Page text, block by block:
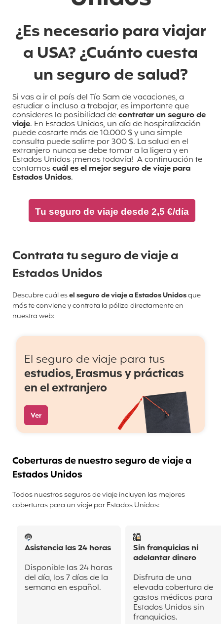
¿Es necesario para viajar
a USA? ¿Cuánto cuesta
un seguro de salud?
Si vas a ir al país del Tío Sam de vacaciones, a
estudiar o incluso a trabajar, es importante que
consideres la posibilidad decontratar un seguro de
viaje. En Estados Unidos, un día de hospitalización
puede costarte más de 10.000 $ y una simple
consulta puede salirte por 300 $. La salud en el
extranjero nunca se debe tomar a la ligera y en
Estados Unidos ¡menos todavía! A continuación te
contamoscuál es el mejor seguro de viaje para
Estados Unidos.
Tu seguro de viaje desde 2,5 €/día
Contrata tu seguro de viaje a
Estados Unidos
Descubre cuál esel seguro de viaje a Estados Unidosque
más te conviene y contrata la póliza directamente en
nuestra web:
El seguro de viaje para tus
estudios, Erasmus y prácticas
en el extranjero
Ver
Coberturas de nuestro seguro de viaje a
Estados Unidos
Todos nuestros seguros de viaje incluyen las mejores
coberturas para un viaje por Estados Unidos:
Asistencia las 24 horas
Disponible las 24 horas
del día, los 7 días de la
semana en español.
Sin franquicias ni
adelantar dinero
Disfruta de una
elevada cobertura de
gastos médicos para
Estados Unidos sin
franquicias.